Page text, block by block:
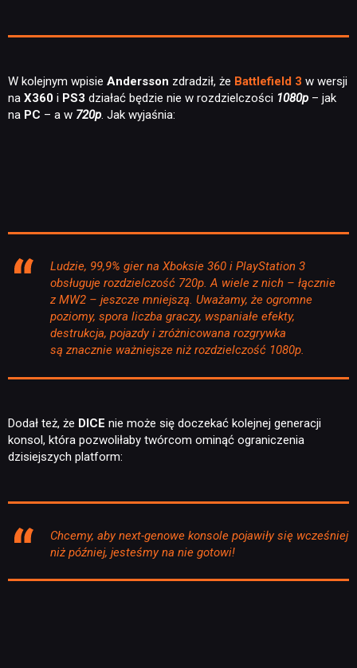
W kolejnym wpisie Andersson zdradził, że Battlefield 3 w wersji
na X360 i PS3 działać będzie nie w rozdzielczości 1080p – jak
na PC – a w 720p. Jak wyjaśnia:
Ludzie, 99,9% gier na Xboksie 360 i PlayStation 3
obsługuje rozdzielczość 720p. A wiele z nich – łącznie
z MW2 – jeszcze mniejszą. Uważamy, że ogromne
poziomy, spora liczba graczy, wspaniałe efekty,
destrukcja, pojazdy i zróżnicowana rozgrywka
są znacznie ważniejsze niż rozdzielczość 1080p.
Dodał też, że DICE nie może się doczekać kolejnej generacji
konsol, która pozwoliłaby twórcom ominąć ograniczenia
dzisiejszych platform:
Chcemy, aby next-genowe konsole pojawiły się wcześniej
niż później, jesteśmy na nie gotowi!